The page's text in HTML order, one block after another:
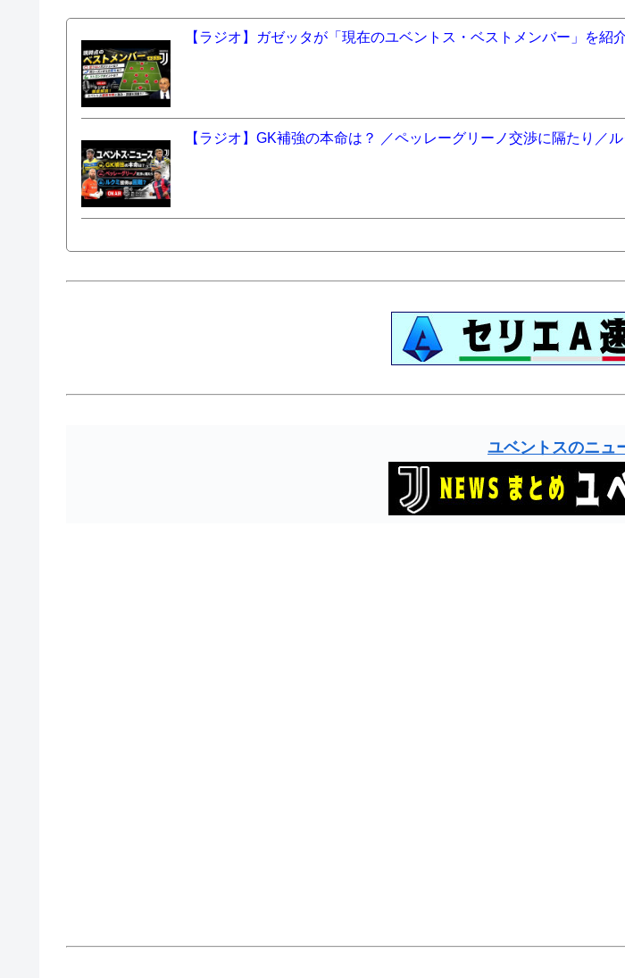
【ラジオ】ガゼッタが「現在のユベントス・ベストメンバー」を紹
【ラジオ】GK補強の本命は？ ／ペッレーグリーノ交渉に隔たり／
ユベントスのニュ